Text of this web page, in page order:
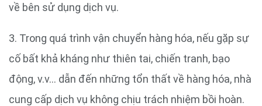
về bên sử dụng dịch vụ.
3. Trong quá trình vận chuyển hàng hóa, nếu gặp sự
cố bất khả kháng như thiên tai, chiến tranh, bạo
động, v.v… dẫn đến những tổn thất về hàng hóa, nhà
cung cấp dịch vụ không chịu trách nhiệm bồi hoàn.